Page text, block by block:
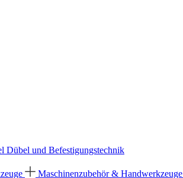
Dübel und Befestigungstechnik
Maschinenzubehör & Handwerkzeuge